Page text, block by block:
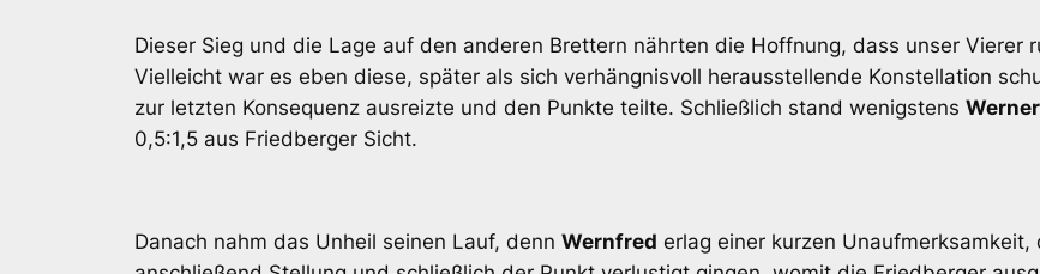
Dieser Sieg und die Lage auf den anderen Brettern nährten die Hoffnung, dass unser Vierer
Vielleicht war es eben diese, später als sich verhängnisvoll herausstellende Konstellation
zur letzten Konsequenz ausreizte und den Punkte teilte. Schließlich stand wenigstens Werner
0,5:1,5 aus Friedberger Sicht.
Danach nahm das Unheil seinen Lauf, denn Wernfred erlag einer kurzen